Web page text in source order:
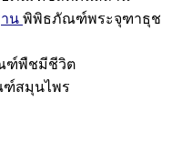
น พิพิธภัณฑ์พระจุฑาธุช
ฑ์พืชมีชีวิต
สมุนไพร